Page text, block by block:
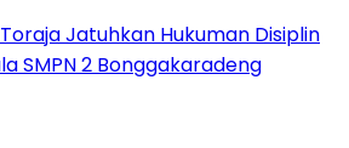
Jatuhkan Hukuman Disiplin
SMPN 2 Bonggakaradeng